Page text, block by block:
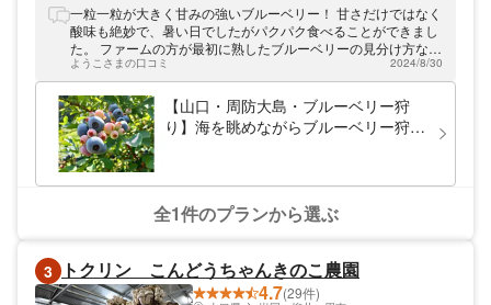
ブルーベリー狩りなどがお楽しみいただけま
すよ。余計な農薬の飛散が少なく、安心安全
なフルーツをご提供♪石積みの畑を利用した
「海の見える観光農園」にぜひお立ち寄りく
ださい。
一粒一粒が大きく甘みの強いブルーベリー！ 甘さだけではなく
酸味も絶妙で、暑い日でしたがパクパク食べることができまし
た。 ファームの方が最初に熟したブルーベリーの見分け方など
教えてくれたので、安心して子どもと楽しめました！ 海が見え
る最高のロケーションなので写真映えもしますし、夏の思い出
にピッタリです！
ようこさまの口コミ 2024/8/30
【山口・周防大島・ブルーベリー狩
り】海を眺めながらブルーベリー狩り
全1件のプランから選ぶ
3
トクリン こんどうちゃんきのこ農園
4.7(29件)